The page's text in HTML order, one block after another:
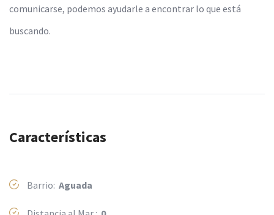
comunicarse, podemos ayudarle a encontrar lo que está
buscando.
Características
Barrio: Aguada